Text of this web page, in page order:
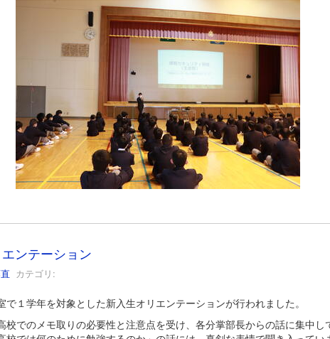
ンテーション
カテゴリ:
１学年を対象とした新入生オリエンテーションが行われました。
でのメモ取りの必要性と注意点を受け、各分掌部長からの話に集中し